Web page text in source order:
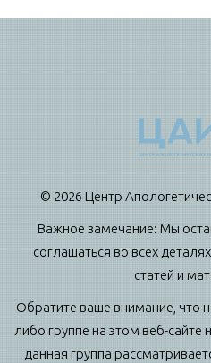
© 2026 Центр
Важное замечание: Мы
соглашаться во всех
статей и
Обратите ваше внимание, что
либо группе на этом веб-сайте
данная группа